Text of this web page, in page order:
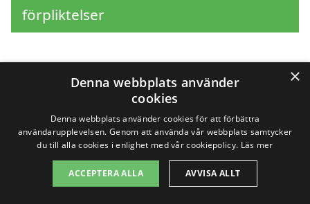
förpliktelser
Sök efter en
professionell för
husbesiktning i andra
städer nära Hackås
×
Denna webbplats använder
cookies
Denna webbplats använder cookies för att förbättra
användarupplevelsen. Genom att använda vår webbplats samtycker
du till alla cookies i enlighet med vår cookiepolicy. Läs mer
ACCEPTERA ALLA AVVISA ALLT